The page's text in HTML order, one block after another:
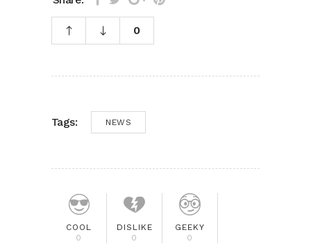
0
Tags: NEWS
COOL
0
DISLIKE
0
GEEKY
0